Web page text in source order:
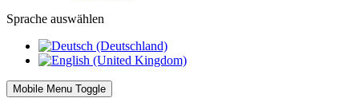
Sprache auswählen
Mobile Menu Toggle